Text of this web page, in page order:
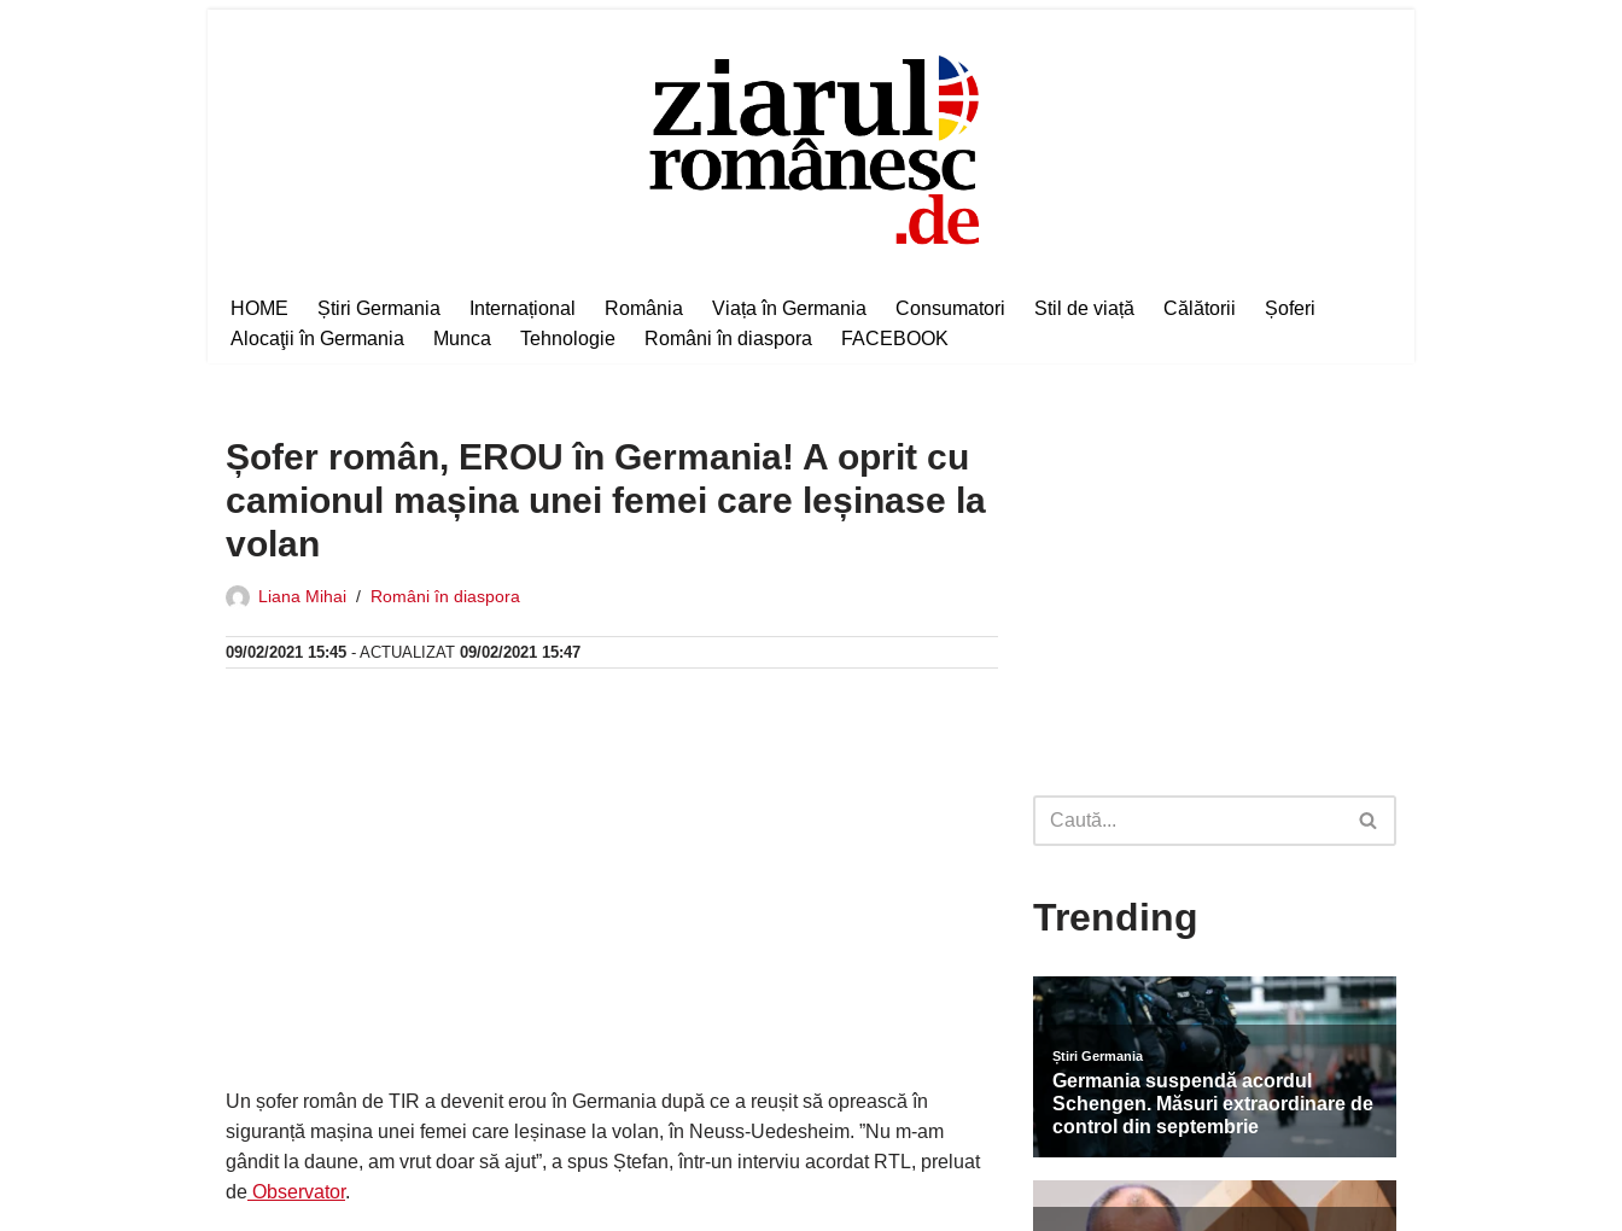
HOME Știri Germania Internațional România Viața în Germania Consumatori Stil de viață Călătorii
Șoferi
Alocaţii în Germania
Munca Tehnologie Români în diaspora FACEBOOK
Șofer român, EROU în Germania! A oprit cu
camionul mașina unei femei care leșinase la
volan
Liana Mihai Români în diaspora
09/02/2021 15:45 - ACTUALIZAT 09/02/2021 15:47
Un șofer român de TIR a devenit erou în Germania după ce a reușit să oprească în
siguranță mașina unei femei care leșinase la volan, în Neuss-Uedesheim. ”Nu m-am
gândit la daune, am vrut doar să ajut”, a spus Ștefan, într-un interviu acordat RTL, preluat
de Observator.
Trending